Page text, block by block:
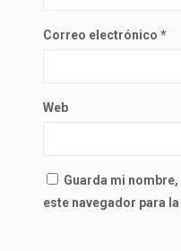
Correo electrónico *
Web
Guarda mi
este navegador para